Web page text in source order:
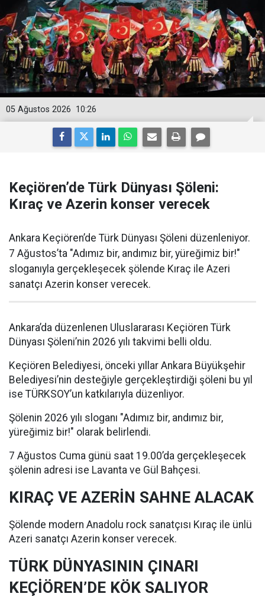
10:26
05 Ağustos 2026
Keçiören’de Türk Dünyası Şöleni:
Kıraç ve Azerin konser verecek
Ankara Keçiören’de Türk Dünyası Şöleni düzenleniyor.
7 Ağustos’ta "Adımız bir, andımız bir, yüreğimiz bir!"
sloganıyla gerçekleşecek şölende Kıraç ile Azeri
sanatçı Azerin konser verecek.
Ankara’da düzenlenen Uluslararası Keçiören Türk
Dünyası Şöleni’nin 2026 yılı takvimi belli oldu.
Keçiören Belediyesi, önceki yıllar Ankara Büyükşehir
Belediyesi’nin desteğiyle gerçekleştirdiği şöleni bu yıl
ise TÜRKSOY’un katkılarıyla düzenliyor.
Şölenin 2026 yılı sloganı "Adımız bir, andımız bir,
yüreğimiz bir!" olarak belirlendi.
7 Ağustos Cuma günü saat 19.00’da gerçekleşecek
şölenin adresi ise Lavanta ve Gül Bahçesi.
KIRAÇ VE AZERİN SAHNE ALACAK
Şölende modern Anadolu rock sanatçısı Kıraç ile ünlü
Azeri sanatçı Azerin konser verecek.
TÜRK DÜNYASININ ÇINARI
KEÇİÖREN’DE KÖK SALIYOR